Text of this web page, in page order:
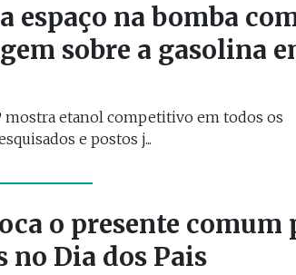
espaço na bomba
sobre a gasolina
mostra etanol competitivo em todos os
e postos j...
o presente comum
no Dia dos Pais